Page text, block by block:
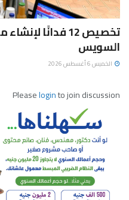
تخصيص 12 فدانًا
السويس
الخميس 6 أغسطس 2026
Pleaseloginto join discussion